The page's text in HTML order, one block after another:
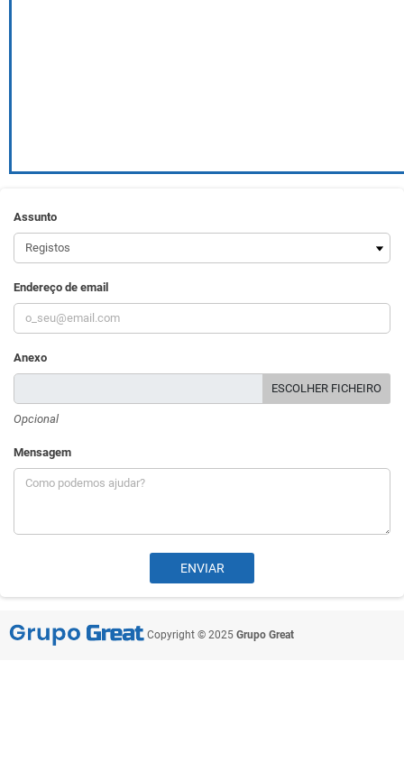
Assunto
Endereço de email
Anexo
ESCOLHER FICHEIRO
Opcional
Mensagem
Copyright © 2025 Grupo Great